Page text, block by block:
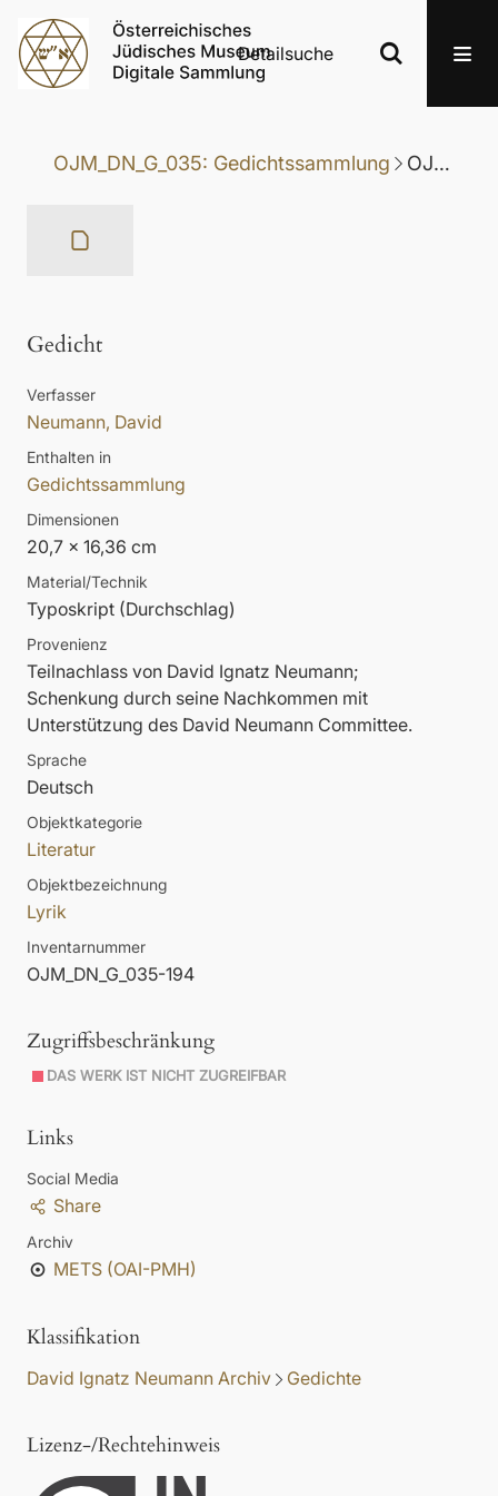
Detailsuche
OJM_DN_G_035: Gedichtssammlung OJM_DN_G_035-194: Gedicht
Gedicht
Verfasser
Neumann, David
Enthalten in
Gedichtssammlung
Dimensionen
20,7 x 16,36 cm
Material/Technik
Typoskript (Durchschlag)
Provenienz
Teilnachlass von David Ignatz Neumann;
Schenkung durch seine Nachkommen mit
Unterstützung des David Neumann Committee.
Sprache
Deutsch
Objektkategorie
Literatur
Objektbezeichnung
Lyrik
Inventarnummer
OJM_DN_G_035-194
Zugriffsbeschränkung
DAS WERK IST NICHT ZUGREIFBAR
Links
Social Media
Share
Archiv
METS (OAI-PMH)
Klassifikation
David Ignatz Neumann Archiv Gedichte
Lizenz-/Rechtehinweis